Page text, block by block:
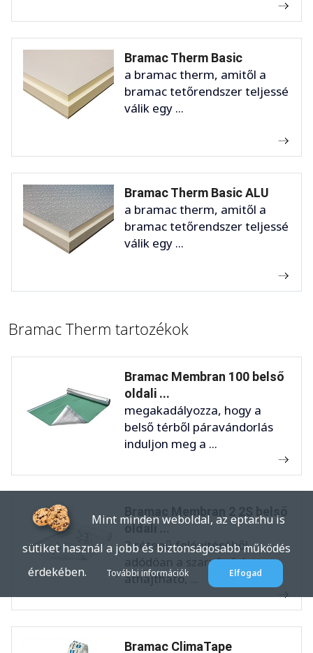
Bramac Therm Basic
a bramac therm, amitől a
bramac tetőrendszer teljessé
válik egy ...
Bramac Therm Basic ALU
a bramac therm, amitől a
bramac tetőrendszer teljessé
válik egy ...
Bramac Therm tartozékok
Bramac Membran 100 belső
oldali ...
megakadályozza, hogy a
belső térből páravándorlás
induljon meg a ...
Bramac Membran 2 2S belső
oldali ...
3 rétegű felépítéséből
adódóan a szarufa felett
áthajtható, ...
Bramac ClimaTape
Mint minden weboldal, az eptar.hu is
sütiket használ a jobb és biztonságosabb működés
érdekében.
További információk Elfogad